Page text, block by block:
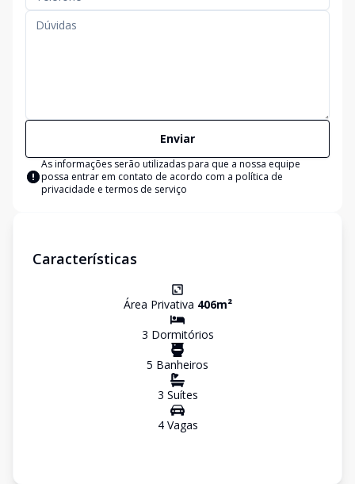
Enviar
As informações serão utilizadas para que a nossa equipe
possa entrar em contato de acordo com a política de
privacidade e termos de serviço
Características
Área Privativa 406m²
3 Dormitórios
5 Banheiros
3 Suítes
4Vagas